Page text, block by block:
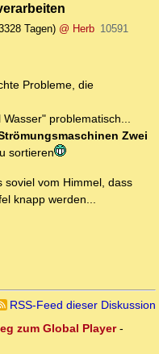
Tagen) @ Herb 10591
Probleme, die
problematisch...
Zwei
sortieren
soviel vom Himmel, dass
knapp werden...
RSS-Feed dieser Diskussion
zum Global Player-